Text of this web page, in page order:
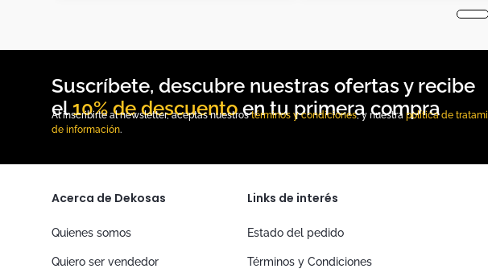
10% de descuento
Al inscribirte al newsletter, aceptas nuestrostérminos y condiciones, y nuestra política de
de información.
Acerca de Dekosas
Quienes somos
Quiero ser vendedor
Links de interés
Estado del pedido
Términos y Condiciones